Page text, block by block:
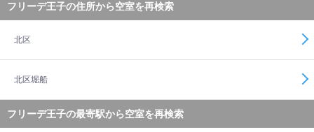
フリーデ王子の住所から空室を再検索
北区
北区堀船
フリーデ王子の最寄駅から空室を再検索